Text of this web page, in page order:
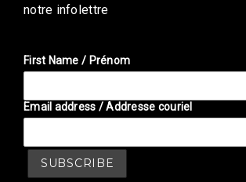
notre infolettre
First Name / Prénom
Email address / Addresse couriel